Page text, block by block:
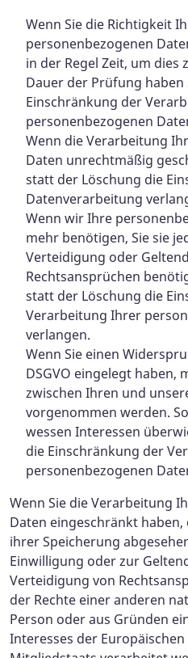
Wenn Sie die Richtigkeit
personenbezogenen
in der Regel Zeit, um dies
Dauer der Prüfung haben
Einschränkung der
personenbezogenen
Wenn die Verarbeitung
Daten unrechtmäßig
statt der Löschung die
Datenverarbeitung
Wenn wir Ihre
mehr benötigen, Sie sie
Verteidigung oder
Rechtsansprüchen
statt der Löschung die
Verarbeitung Ihrer
verlangen.
Wenn Sie einen
DSGVO eingelegt haben,
zwischen Ihren und
vorgenommen werden.
wessen Interessen
die Einschränkung der
personenbezogenen
Wenn Sie die Verarbeitung
Daten eingeschränkt
ihrer Speicherung
Einwilligung oder zur
Verteidigung von
der Rechte einer anderen
Person oder aus Gründen
Interesses der